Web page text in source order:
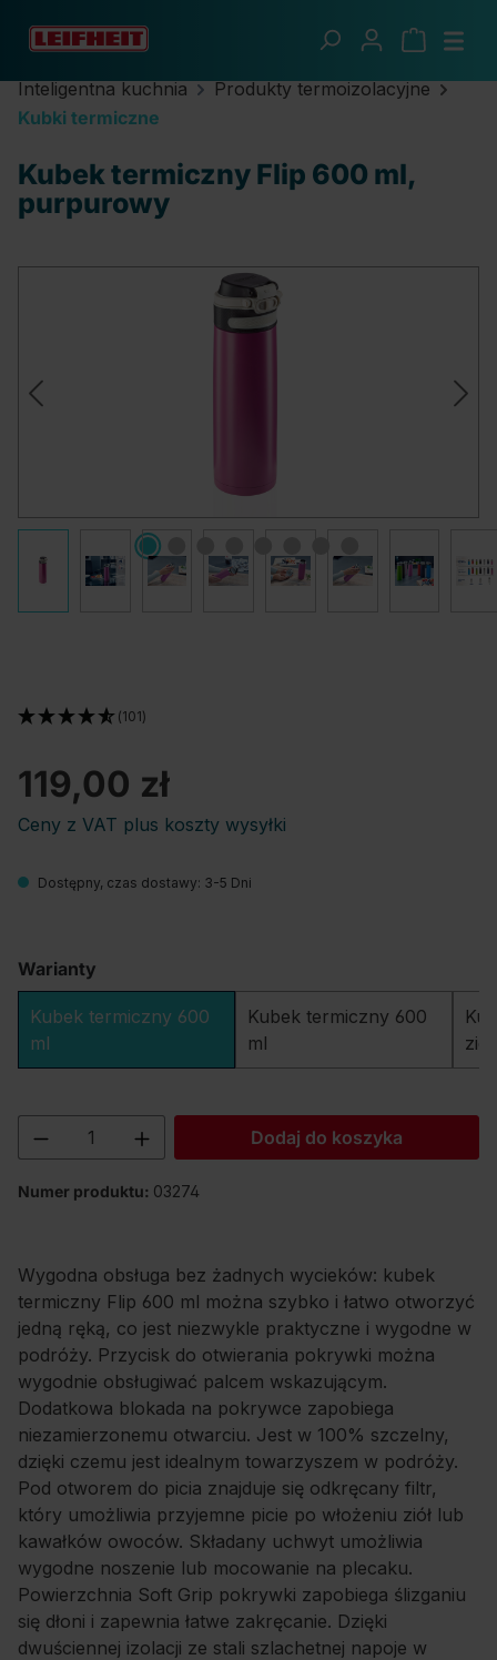
Przejdź do głównej zawartości
Inteligentna kuchnia
Produkty termoizolacyjne
Kubki termiczne
Kubek termiczny Flip 600 ml,
purpurowy
119,00 zł
Ceny z VAT plus koszty wysyłki
(101)
Dostępny, czas dostawy: 3-5 Dni
Warianty
Kubek termiczny 600
ml
Kubek termiczny 600
ml
Ilość produktu: Wprowadź żądaną
Dodaj do koszyka
Numer produktu: 03274
Wygodna obsługa bez żadnych wycieków: kubek
termiczny Flip 600 ml można szybko i łatwo otworzyć
jedną ręką, co jest niezwykle praktyczne i wygodne w
podróży. Przycisk do otwierania pokrywki można
wygodnie obsługiwać palcem wskazującym.
Dodatkowa blokada na pokrywce zapobiega
niezamierzonemu otwarciu. Jest w 100% szczelny,
dzięki czemu jest idealnym towarzyszem w podróży.
Pod otworem do picia znajduje się odkręcany filtr,
który umożliwia przyjemne picie po włożeniu ziół lub
kawałków owoców. Składany uchwyt umożliwia
wygodne noszenie lub mocowanie na plecaku.
Powierzchnia Soft Grip pokrywki zapobiega ślizganiu
się dłoni i zapewnia łatwe zakręcanie. Dzięki
dwuściennej izolacji ze stali szlachetnej napoje w